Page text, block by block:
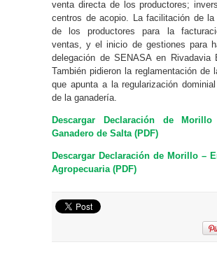
venta directa de los productores;
centros de acopio. La facilitación de la
de los productores para la
ventas, y el inicio de gestiones para
delegación de SENASA en Rivadavia
También pidieron la reglamentación de
que apunta a la regularización
de la ganadería.
Descargar Declaración de
Ganadero de Salta (PDF)
Descargar Declaración de Morillo –
Agropecuaria (PDF)